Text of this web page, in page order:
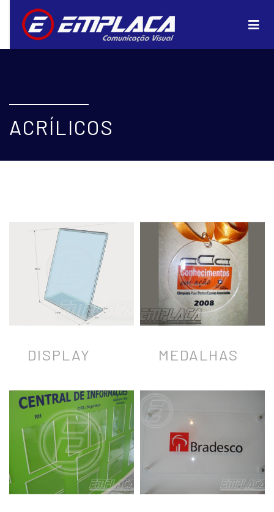
ACRÍLICOS
DISPLAY MEDALHAS